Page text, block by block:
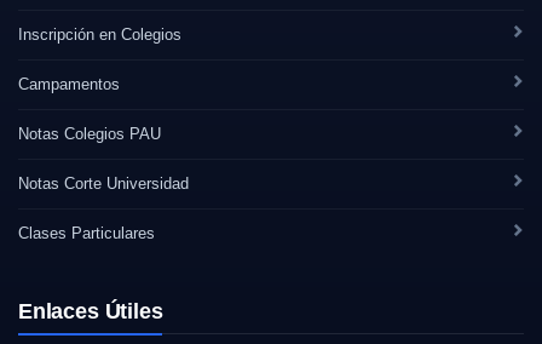
Inscripción en Colegios
Campamentos
Notas Colegios PAU
Notas Corte Universidad
Clases Particulares
Enlaces Útiles